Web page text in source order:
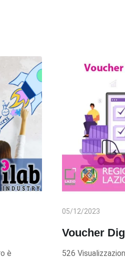
è
05/12/2023
Voucher
526